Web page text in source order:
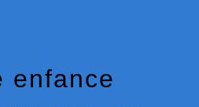
enfance